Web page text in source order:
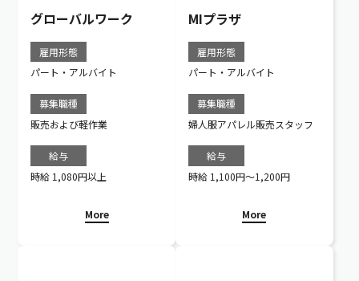
品の販売実績に応じて、イン
センティブが発生します。
新人スタッフの方も取得し
やすい制度です！
ンティブが発生します。
新人スタッフの方も取得しや
すい制度です！
グローバルワーク
雇用形態
パート・アルバイト
募集職種
販売および軽作業
給与
時給 1,080円以上
More
MIプラザ
雇用形態
パート・アルバイト
募集職種
婦人服アパレル販売スタッフ
給与
時給 1,100円～1,200円
More